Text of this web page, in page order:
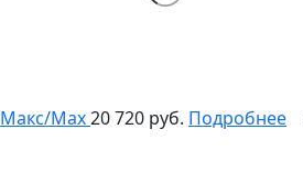
Макс/Max20 720 руб. Подробнее